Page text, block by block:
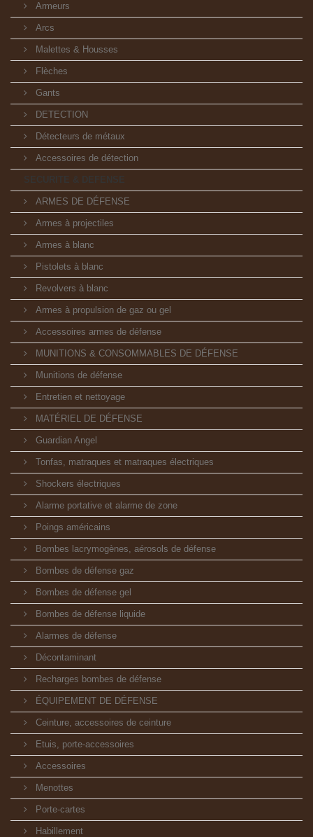
Armeurs
Arcs
Malettes & Housses
Flèches
Gants
DETECTION
Détecteurs de métaux
Accessoires de détection
SECURITE & DEFENSE
ARMES DE DÉFENSE
Armes à projectiles
Armes à blanc
Pistolets à blanc
Revolvers à blanc
Armes à propulsion de gaz ou gel
Accessoires armes de défense
MUNITIONS & CONSOMMABLES DE DÉFENSE
Munitions de défense
Entretien et nettoyage
MATÉRIEL DE DÉFENSE
Guardian Angel
Tonfas, matraques et matraques électriques
Shockers électriques
Alarme portative et alarme de zone
Poings américains
Bombes lacrymogènes, aérosols de défense
Bombes de défense gaz
Bombes de défense gel
Bombes de défense liquide
Alarmes de défense
Décontaminant
Recharges bombes de défense
ÉQUIPEMENT DE DÉFENSE
Ceinture, accessoires de ceinture
Etuis, porte-accessoires
Accessoires
Menottes
Porte-cartes
Habillement